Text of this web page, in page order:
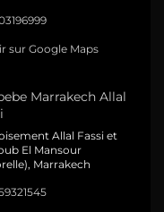
sur Google Maps
Marrakech Allal
Allal Fassi et
El Mansour
Marrakech